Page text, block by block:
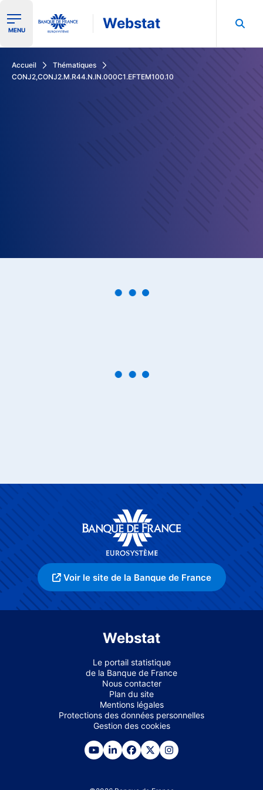
Ouvrir le menu de navigation
MENU Webstat
Accueil
Thématiques
CONJ2,CONJ2.M.R44.N.IN.000C1.EFTEM100.10
Voir le site de la Banque de France
Webstat
Le portail statistique
de la Banque de France
Nous contacter
Plan du site
Mentions légales
Protections des données personnelles
Gestion des cookies